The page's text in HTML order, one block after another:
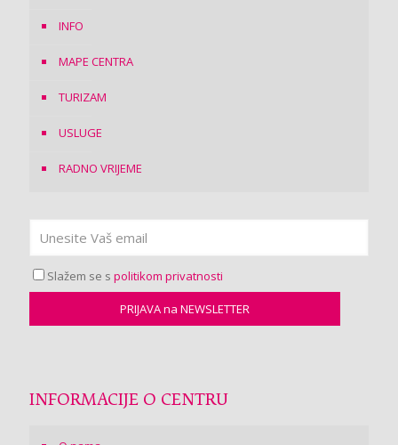
INFO
MAPE CENTRA
TURIZAM
USLUGE
RADNO VRIJEME
Slažem se s politikom privatnosti
INFORMACIJE O CENTRU